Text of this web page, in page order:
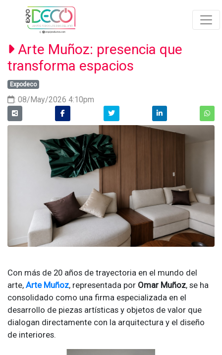
Arte Muñoz: presencia que
transforma espacios
Expodeco
: 08/May/2026 4:10pm
Con más de 20 años de trayectoria en el mundo del
arte, Arte Muñoz, representada por Omar Muñoz, se ha
consolidado como una firma especializada en el
desarrollo de piezas artísticas y objetos de valor que
dialogan directamente con la arquitectura y el diseño
de interiores.